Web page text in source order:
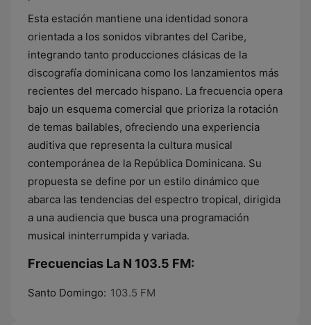
Esta estación mantiene una identidad sonora
orientada a los sonidos vibrantes del Caribe,
integrando tanto producciones clásicas de la
discografía dominicana como los lanzamientos más
recientes del mercado hispano. La frecuencia opera
bajo un esquema comercial que prioriza la rotación
de temas bailables, ofreciendo una experiencia
auditiva que representa la cultura musical
contemporánea de la República Dominicana. Su
propuesta se define por un estilo dinámico que
abarca las tendencias del espectro tropical, dirigida
a una audiencia que busca una programación
musical ininterrumpida y variada.
Frecuencias La N 103.5 FM:
Santo Domingo: 103.5 FM